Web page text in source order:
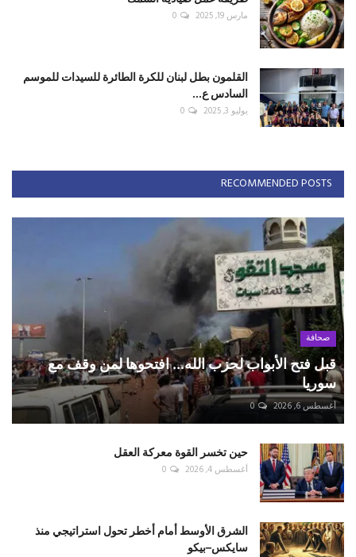
مارس 19, 2025 0
القلمون بطل لبنان للكرة الطائرة للسيدات للموسم
السادس ع...
يوليو 3, 2025 0
RECOMMENDED POSTS
صحافة
قبل فتح الأبواب لحزب الله... افتحوها لمن وقف مع
سوريا
أغسطس 6, 2026 0
حين تخسر القوة معركة العقل
أغسطس 4, 2026 0
الشرق الأوسط أمام أخطر تحول استراتيجي منذ
سايكس–بيكو